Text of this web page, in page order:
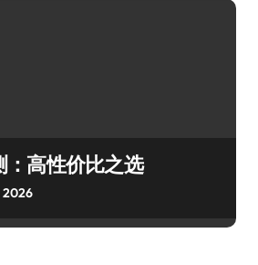
：高性价比之选
2026